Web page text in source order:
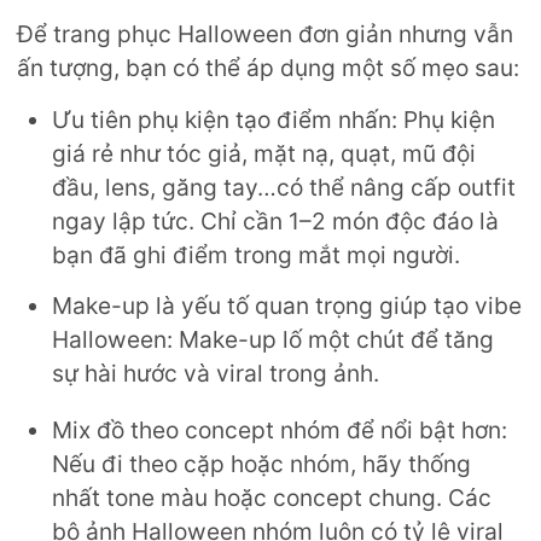
Để trang phục Halloween đơn giản nhưng vẫn
ấn tượng, bạn có thể áp dụng một số mẹo sau:
Ưu tiên phụ kiện tạo điểm nhấn: Phụ kiện
giá rẻ như tóc giả, mặt nạ, quạt, mũ đội
đầu, lens, găng tay…có thể nâng cấp outfit
ngay lập tức. Chỉ cần 1–2 món độc đáo là
bạn đã ghi điểm trong mắt mọi người.
Make-up là yếu tố quan trọng giúp tạo vibe
Halloween: Make-up lố một chút để tăng
sự hài hước và viral trong ảnh.
Mix đồ theo concept nhóm để nổi bật hơn:
Nếu đi theo cặp hoặc nhóm, hãy thống
nhất tone màu hoặc concept chung. Các
bộ ảnh Halloween nhóm luôn có tỷ lệ viral